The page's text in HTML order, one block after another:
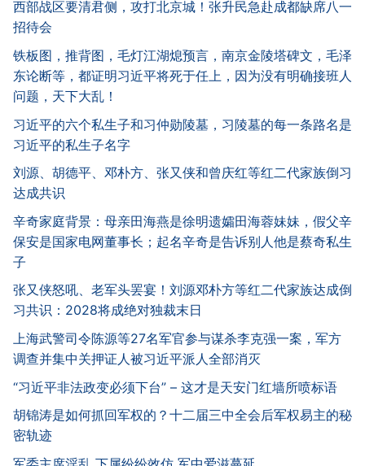
西部战区要清君侧，攻打北京城！张升民急赴成都缺席八一
招待会
铁板图，推背图，毛灯江湖熄预言，南京金陵塔碑文，毛泽
东论断等，都证明习近平将死于任上，因为没有明确接班人
问题，天下大乱！
习近平的六个私生子和习仲勋陵墓，习陵墓的每一条路名是
习近平的私生子名字
刘源、胡德平、邓朴方、张又侠和曾庆红等红二代家族倒习
达成共识
辛奇家庭背景：母亲田海燕是徐明遗孀田海蓉妹妹，假父辛
保安是国家电网董事长；起名辛奇是告诉别人他是蔡奇私生
子
张又侠怒吼、老军头罢宴！刘源邓朴方等红二代家族达成倒
习共识：2028将成绝对独裁末日
上海武警司令陈源等27名军官参与谋杀李克强一案，军方
调查并集中关押证人被习近平派人全部消灭
“习近平非法政变必须下台” – 这才是天安门红墙所喷标语
胡锦涛是如何抓回军权的？十二届三中全会后军权易主的秘
密轨迹